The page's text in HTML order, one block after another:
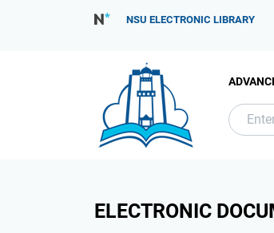
NSU ELECTRONIC LIBRARY
ELECTRONIC